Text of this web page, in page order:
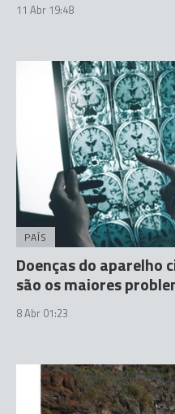
11 Abr 19:48
PAÍS
Doenças do
são os maiores
8 Abr 01:23